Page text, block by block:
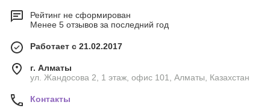
Рейтинг не сформирован
Менее 5 отзывов за последний год
Работает с 21.02.2017
г. Алматы
ул. Жандосова 2, 1 этаж, офис 101, Алматы, Казахстан
Контакты